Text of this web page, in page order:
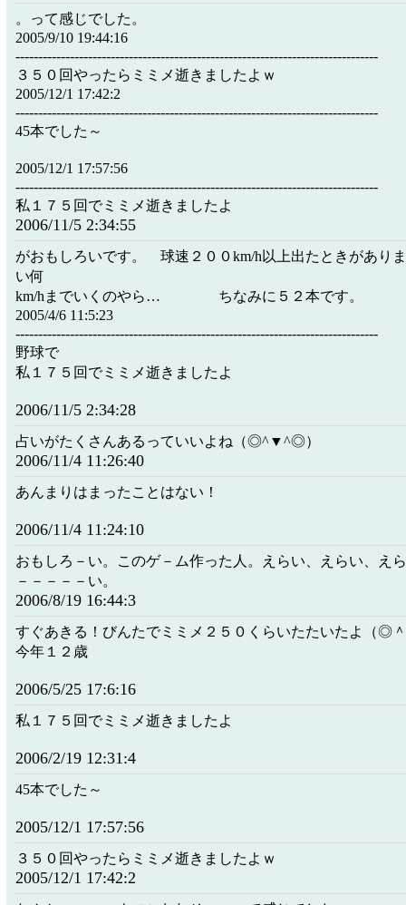
。って感じでした。
2005/9/10 19:44:16
--------------------------------------------------------------------------------
３５０回やったらミミメ逝きましたよｗ
2005/12/1 17:42:2
--------------------------------------------------------------------------------
45本でした～
2005/12/1 17:57:56
--------------------------------------------------------------------------------
私１７５回でミミメ逝きましたよ
2006/11/5 2:34:55
がおもしろいです。 球速２００km/h以上出たときがあり
い何
km/hまでいくのやら… ちなみに５２本です。
2005/4/6 11:5:23
--------------------------------------------------------------------------------
野球で
私１７５回でミミメ逝きましたよ
2006/11/5 2:34:28
占いがたくさんあるっていいよね（◎^▼^◎）
2006/11/4 11:26:40
あんまりはまったことはない！
2006/11/4 11:24:10
おもしろ－い。このゲ－ム作った人。えらい、えらい、え
－－－－－い。
2006/8/19 16:44:3
すぐあきる！びんたでミミメ２５０くらいたたいたよ
今年１２歳
2006/5/25 17:6:16
私１７５回でミミメ逝きましたよ
2006/2/19 12:31:4
45本でした～
2005/12/1 17:57:56
３５０回やったらミミメ逝きましたよｗ
2005/12/1 17:42:2